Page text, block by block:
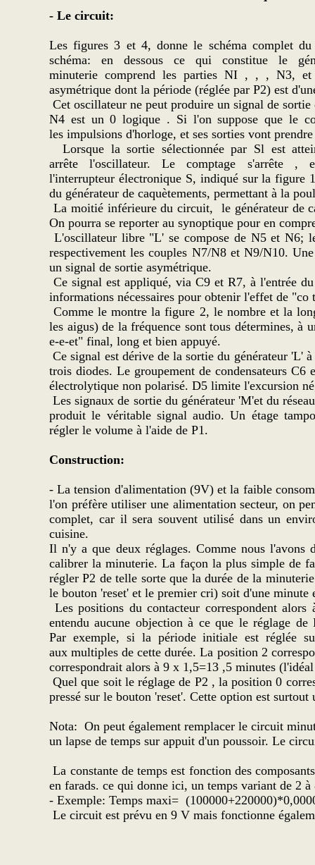
- Le circuit:
Les figures 3 et 4, donne le schéma complet
schéma: en dessous ce qui constitue le
minuterie comprend les parties NI , , , N3, et
asymétrique dont la période (réglée par P2) est
Cet oscillateur ne peut produire un signal de
N4 est un 0 logique . Si l'on suppose que le
les impulsions d'horloge, et ses sorties vont
Lorsque la sortie sélectionnée par Sl est
arrête l'oscillateur. Le comptage s'arrête ,
l'interrupteur électronique S, indiqué sur la
du générateur de caquètements, permettant à la
La moitié inférieure du circuit, le générateur de
On pourra se reporter au synoptique pour en
L'oscillateur libre "L' se compose de N5 et N6;
respectivement les couples N7/N8 et N9/N10.
un signal de sortie asymétrique.
Ce signal est appliqué, via C9 et R7, à l'entrée
informations nécessaires pour obtenir l'effet de "co
Comme le montre la figure 2, le nombre et la
les aigus) de la fréquence sont tous détermines, à
e-e-et" final, long et bien appuyé.
Ce signal est dérive de la sortie du générateur 'L'
trois diodes. Le groupement de condensateurs
électrolytique non polarisé. D5 limite l'excursion
Les signaux de sortie du générateur 'M'et du
produit le véritable signal audio. Un étage
régler le volume à l'aide de P1.
Construction:
- La tension d'alimentation (9V) et la faible
l'on préfère utiliser une alimentation secteur, on
complet, car il sera souvent utilisé dans un
cuisine.
Il n'y a que deux réglages. Comme nous l'avons
calibrer la minuterie. La façon la plus simple de
régler P2 de telle sorte que la durée de la
le bouton 'reset' et le premier cri) soit d'une minute
Les positions du contacteur correspondent
entendu aucune objection à ce que le réglage
Par exemple, si la période initiale est réglée
aux multiples de cette durée. La position 2
correspondrait alors à 9 x 1,5=13 ,5 minutes
Quel que soit le réglage de P2 , la position 0
pressé sur le bouton 'reset'. Cette option est
Nota: On peut également remplacer le circuit
un lapse de temps sur appuit d'un poussoir. Le
La constante de temps est fonction des
en farads. ce qui donne ici, un temps variant de 2 à
- Exemple: Temps maxi=
Le circuit est prévu en 9 V mais fonctionne